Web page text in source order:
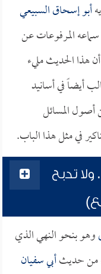
أبو إسحاق السبيعي
المرفوعات عن
هذا الحديث مليء
أيضاً في أسانيد
أصول المسائل
في مثل هذا الباب.
تدبح
وهو بنحو النهي الذي
من حديثأبي سفيان